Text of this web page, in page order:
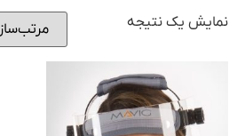
نمایش یک نتیجه